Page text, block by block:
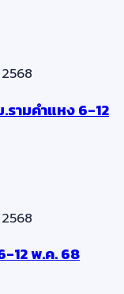
รามคำแหง 6-12
12 พ.ค. 68